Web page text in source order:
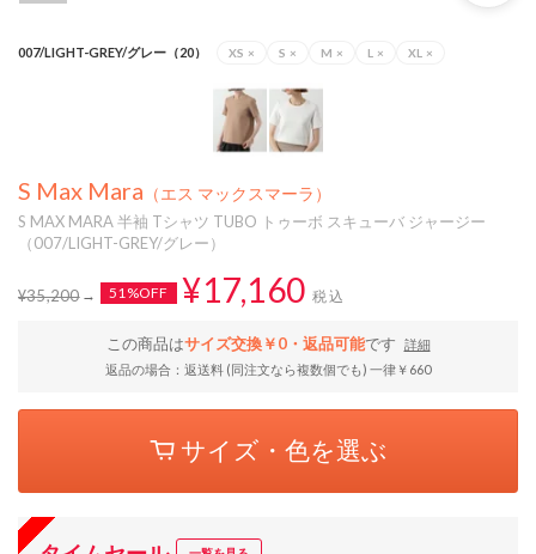
007/LIGHT-GREY/グレー（20） XS × S × M × L × XL ×
S Max Mara （エス マックスマーラ）
S MAX MARA 半袖 Tシャツ TUBO トゥーボ スキューバ ジャージー
（007/LIGHT-GREY/グレー）
¥35,200 51%OFF ¥17,160 税込
この商品はサイズ交換￥0・返品可能です
詳細
返品の場合：返送料 (同注文なら複数個でも) 一律￥660
サイズ・色を選ぶ